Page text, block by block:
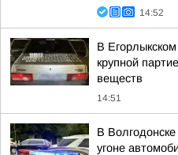
14:52
В
крупной
веществ
14:51
В
угоне